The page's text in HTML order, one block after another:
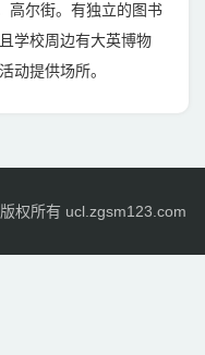
高尔街。有独立的图书
学校周边有大英博物
动提供场所。
权所有 ucl.zgsm123.com